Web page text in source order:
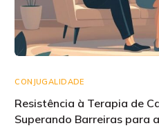
CONJUGALIDADE
Resistência à Terapia de
Superando Barreiras para